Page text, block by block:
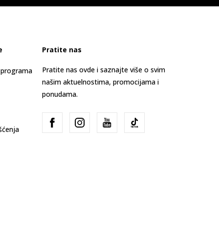
Pratite nas
Pratite nas ovde i saznajte više o svim
našim aktuelnostima, promocijama i
ponudama.